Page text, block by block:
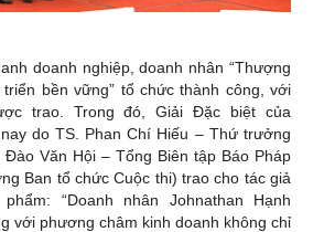
doanh nghiệp, doanh nhân “Thượng
bền vững” tổ chức thành công, với
trao. Trong đó, Giải Đặc biệt của
do TS. Phan Chí Hiếu – Thứ trưởng
Văn Hội – Tổng Biên tập Báo Pháp
Ban tổ chức Cuộc thi) trao cho tác giả
“Doanh nhân Johnathan Hạnh
với phương châm kinh doanh không chỉ